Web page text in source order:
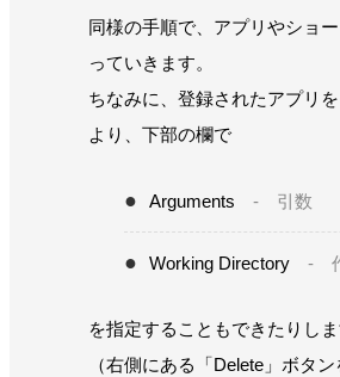
同様の手順で、アプリやショ
っていきます。
ちなみに、登録されたアプリ
より、下部の欄で
Arguments - 引数
Working Directory -
を指定することもできたりしま
（右側にある「Delete」ボタ